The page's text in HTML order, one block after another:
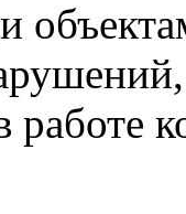
работе